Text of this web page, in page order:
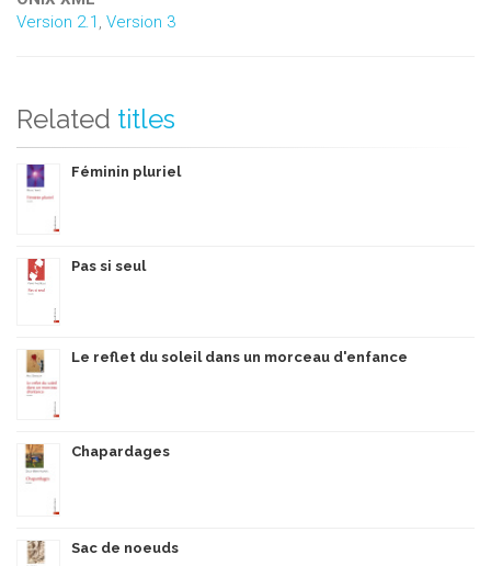
Version 2.1 , Version 3
Related titles
Féminin pluriel
Pas si seul
Le reflet du soleil dans un morceau d'enfance
Chapardages
Sac de noeuds